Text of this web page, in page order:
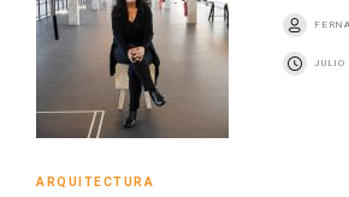
JULIO
ARQUITECTURA